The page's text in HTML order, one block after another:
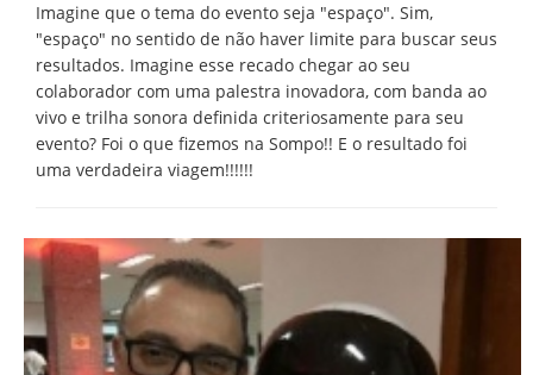
Imagine que o tema do evento seja "espaço". Sim,
"espaço" no sentido de não haver limite para buscar seus
resultados. Imagine esse recado chegar ao seu
colaborador com uma palestra inovadora, com banda ao
vivo e trilha sonora definida criteriosamente para seu
evento? Foi o que fizemos na Sompo!! E o resultado foi
uma verdadeira viagem!!!!!!